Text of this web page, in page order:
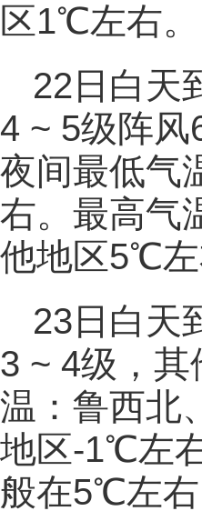
区1℃左右。
22日白天
4 ~ 5级阵
夜间最低气
右。最高气
他地区5℃左
23日白天
3 ~ 4级，
温：鲁西北
地区-1℃左
般在5℃左右